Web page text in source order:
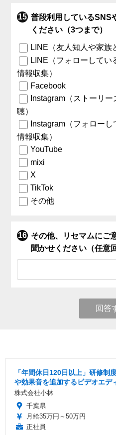
普段利用しているSNS
ください（3つまで）
LINE（友人知人や家族
LINE（フォローしてい
情報収集）
Facebook
Instagram（ストーリ
聴）
Instagram（フォロー
情報収集）
YouTube
mixi
X
TikTok
その他
その他、リセマムにご
聞かせください（任意
回答
「年間休日120日以上」研修制
や効果音を追加するビデオエデ
株式会社小林
千葉県
月給35万円～50万円
正社員